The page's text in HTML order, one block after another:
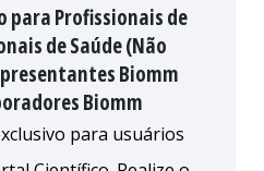
para Profissionais de
de Saúde (Não
Biomm
Biomm
para usuários